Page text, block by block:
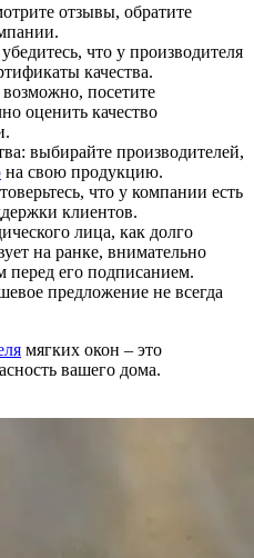
отзывы, обратите
что у производителя
качества.
посетите
оценить качество
выбирайте производителей,
на свою продукцию.
что у компании есть
клиентов.
лица, как долго
на ранке, внимательно
перед его подписанием.
предложение не всегда
мягких окон – это
вашего дома.